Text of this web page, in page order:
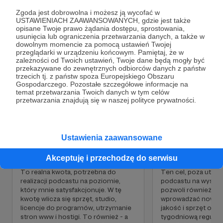
Zgoda jest dobrowolna i możesz ją wycofać w
USTAWIENIACH ZAAWANSOWANYCH, gdzie jest także
opisane Twoje prawo żądania dostępu, sprostowania,
usunięcia lub ograniczenia przetwarzania danych, a także w
dowolnym momencie za pomocą ustawień Twojej
przeglądarki w urządzeniu końcowym. Pamiętaj, że w
zależności od Twoich ustawień, Twoje dane będą mogły być
przekazywane do zewnętrznych odbiorców danych z państw
trzecich tj. z państw spoza Europejskiego Obszaru
Gospodarczego. Pozostałe szczegółowe informacje na
temat przetwarzania Twoich danych w tym celów
przetwarzania znajdują się w naszej polityce prywatności.
Ustawienia zaawansowane
Akceptuję i przechodzę do serwisu
Rozmawiamy też o tym, jak opisywać świat, żeby
mu nie zaszkodzić.
Realizuję wyprawy adventure
Samotnie przepłynęłam kajakiem 500km po
Cele
WSPÓŁTWÓRZ
3 000 zł
miesięcznie
1 710 zł
brakuje
To realna kwota, potrzebna do
realizacji podcastu na poziomie,
który mnie satysfakcjonuje. W tę
kwotę wlicza się sprzęt, studio,
licencje do programów, utrzymanie
stron www i hostigi. To również - a
ROZWIJAJ
6 000 zł
miesięcznie
Ten cel, poza
podcastu na
pozwoli również go
wprowadzać nowe
jakość i sprzęt oraz
tygodniową